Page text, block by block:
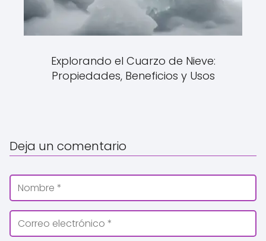
Explorando el Cuarzo de Nieve:
Propiedades, Beneficios y Usos
Deja un comentario